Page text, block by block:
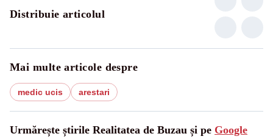
Distribuie articolul
Mai multe articole despre
medic ucis arestari
Urmărește știrile Realitatea de Buzau și pe Google